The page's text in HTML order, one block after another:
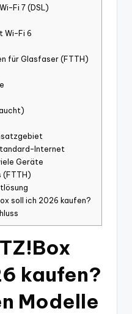
Fi 7 (DSL)
Wi-Fi 6
für Glasfaser (FTTH)
Internet
Geräte
(FTTH)
soll ich 2026 kaufen?
kaufen?
Modelle